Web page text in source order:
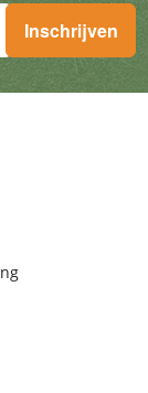
Inschrijven